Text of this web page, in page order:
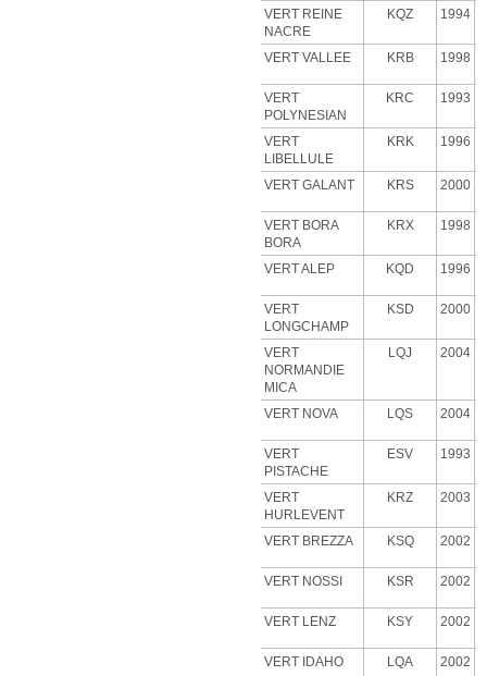
VERT REINE
NACRE
KQZ 1994
VERT VALLEE KRB 1998
VERT
POLYNESIAN
KRC 1993
VERT
LIBELLULE
KRK 1996
VERT GALANT KRS 2000
VERT BORA
BORA
KRX 1998
VERT ALEP KQD 1996
VERT
LONGCHAMP
KSD 2000
VERT
NORMANDIE
MICA
LQJ 2004
VERT NOVA LQS 2004
VERT
PISTACHE
ESV 1993
VERT
HURLEVENT
KRZ 2003
VERT BREZZA KSQ 2002
VERT NOSSI KSR 2002
VERT LENZ KSY 2002
VERT IDAHO LQA 2002